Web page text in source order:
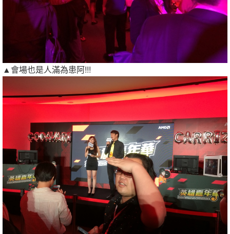
▲會場也是人滿為患阿!!!